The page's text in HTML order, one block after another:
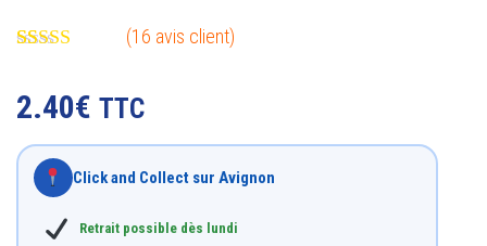
surnotations
client
(16 avis client)
2.40€ TTC
Click and Collect sur Avignon
Retrait possible dès lundi